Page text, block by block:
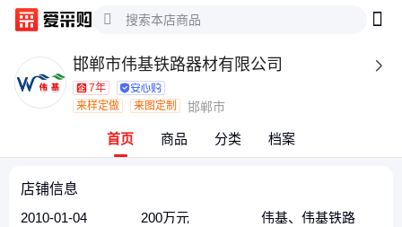
邯郸市伟基铁路器材有限公司 
7年
来样定做
来图定制 邯郸市
首页 商品 分类 档案
店铺信息
2010-01-04
200万元 伟基、伟基铁路